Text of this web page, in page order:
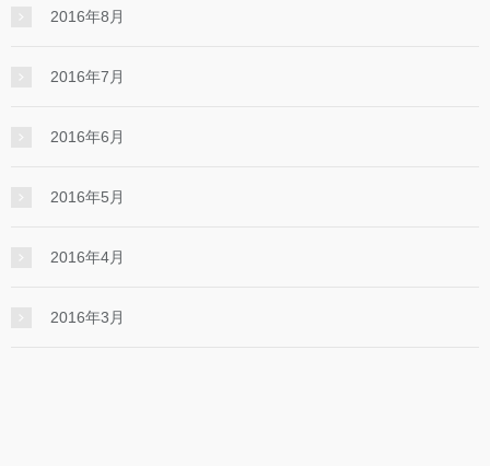
2016年8月
2016年7月
2016年6月
2016年5月
2016年4月
2016年3月